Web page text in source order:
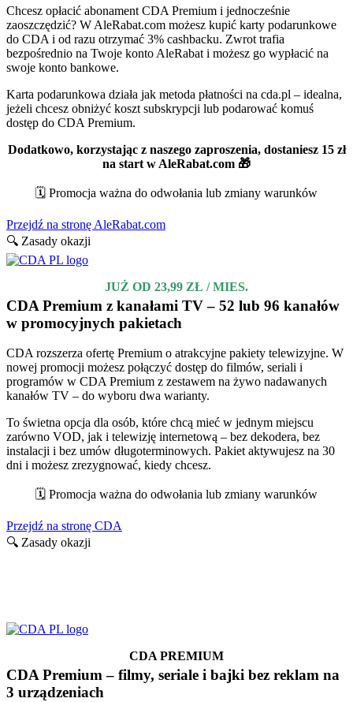
Chcesz opłacić abonament CDA Premium i jednocześnie
zaoszczędzić? W AleRabat.com możesz kupić karty podarunkowe
do CDA i od razu otrzymać 3% cashbacku. Zwrot trafia
bezpośrednio na Twoje konto AleRabat i możesz go wypłacić na
swoje konto bankowe.
Karta podarunkowa działa jak metoda płatności na cda.pl – idealna,
jeżeli chcesz obniżyć koszt subskrypcji lub podarować komuś
dostęp do CDA Premium.
Dodatkowo, korzystając z naszego zaproszenia, dostaniesz 15 zł
na start w AleRabat.com 🎁
🗓️ Promocja ważna do odwołania lub zmiany warunków
Przejdź na stronę AleRabat.com
🔍 Zasady okazji
JUŻ OD 23,99 ZŁ / MIES.
CDA Premium z kanałami TV – 52 lub 96 kanałów
w promocyjnych pakietach
CDA rozszerza ofertę Premium o atrakcyjne pakiety telewizyjne. W
nowej promocji możesz połączyć dostęp do filmów, seriali i
programów w CDA Premium z zestawem na żywo nadawanych
kanałów TV – do wyboru dwa warianty.
To świetna opcja dla osób, które chcą mieć w jednym miejscu
zarówno VOD, jak i telewizję internetową – bez dekodera, bez
instalacji i bez umów długoterminowych. Pakiet aktywujesz na 30
dni i możesz zrezygnować, kiedy chcesz.
🗓️ Promocja ważna do odwołania lub zmiany warunków
Przejdź na stronę CDA
🔍 Zasady okazji
CDA PREMIUM
CDA Premium – filmy, seriale i bajki bez reklam na
3 urządzeniach